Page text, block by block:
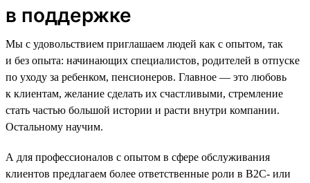
в поддержке
Мы с удовольствием приглашаем людей как с опытом, так
и без опыта: начинающих специалистов, родителей в отпуске
по уходу за ребенком, пенсионеров. Главное — это любовь
к клиентам, желание сделать их счастливыми, стремление
стать частью большой истории и расти внутри компании.
Остальному научим.
А для профессионалов с опытом в сфере обслуживания
клиентов предлагаем более ответственные роли в B2C- или